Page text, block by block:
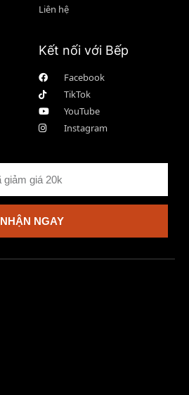
Liên hệ
Kết nối với Bếp
Facebook
TikTok
YouTube
Instagram
NHẬN NGAY